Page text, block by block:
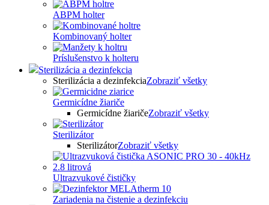
ABPM holter
Kombinovaný holter
Príslušenstvo k holteru
Sterilizácia a dezinfekcia
Sterilizácia a dezinfekciaZobraziť všetky
Germicídne žiariče
Germicídne žiaričeZobraziť všetky
Sterilizátor
SterilizátorZobraziť všetky
Ultrazvukové čističky
Zariadenia na čistenie a dezinfekciu